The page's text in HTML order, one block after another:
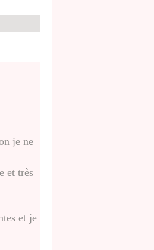
je ne
et très
et je